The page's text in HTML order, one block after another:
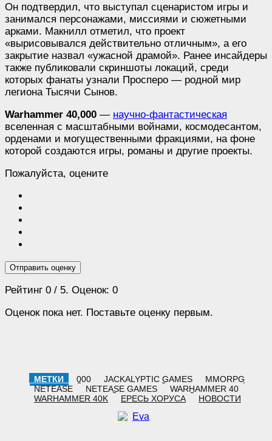
Он подтвердил, что выступал сценаристом игры и
занимался персонажами, миссиями и сюжетными
арками. Макнилл отметил, что проект
«вырисовывался действительно отличным», а его
закрытие назвал «ужасной драмой». Ранее инсайдеры
также публиковали скриншоты локаций, среди
которых фанаты узнали Просперо — родной мир
легиона Тысячи Сынов.
Warhammer 40,000 — научно-фантастическая
вселенная с масштабными войнами, космодесантом,
орденами и могущественными фракциями, на фоне
которой создаются игры, романы и другие проекты.
Пожалуйста, оцените
Отправить оценку
Рейтинг 0 / 5. Оценок: 0
Оценок пока нет. Поставьте оценку первым.
МЕТКИ 000 JACKALYPTIC GAMES
MMORPG
NETEASE
NETEASE GAMES
WARHAMMER 40
WARHAMMER 40K
ЕРЕСЬ ХОРУСА НОВОСТИ